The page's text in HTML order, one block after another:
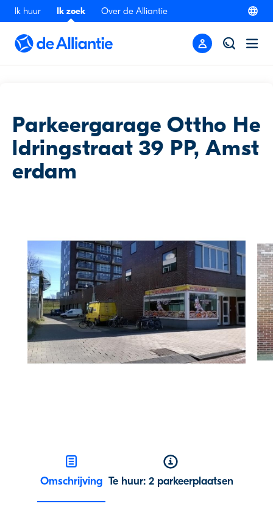
Ik huur Ik zoek Over de Alliantie
Terug
Parkeergarage Ottho He
ldringstraat 39 PP, Amst
erdam
Omschrijving Te huur: 2 parkeerplaatsen